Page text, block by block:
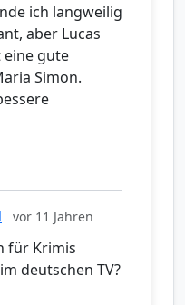
ich langweilig
aber Lucas
eine gute
Simon.
vor 11 Jahren
für Krimis
deutschen TV?